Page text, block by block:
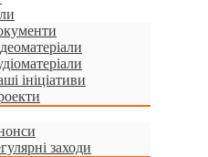
ініціативи
заходи